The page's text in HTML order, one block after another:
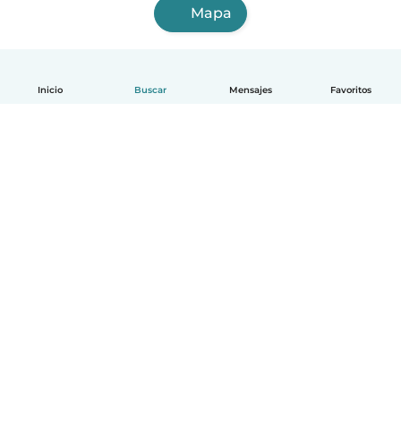
Inicio Buscar Mensajes Favoritos
Mapa